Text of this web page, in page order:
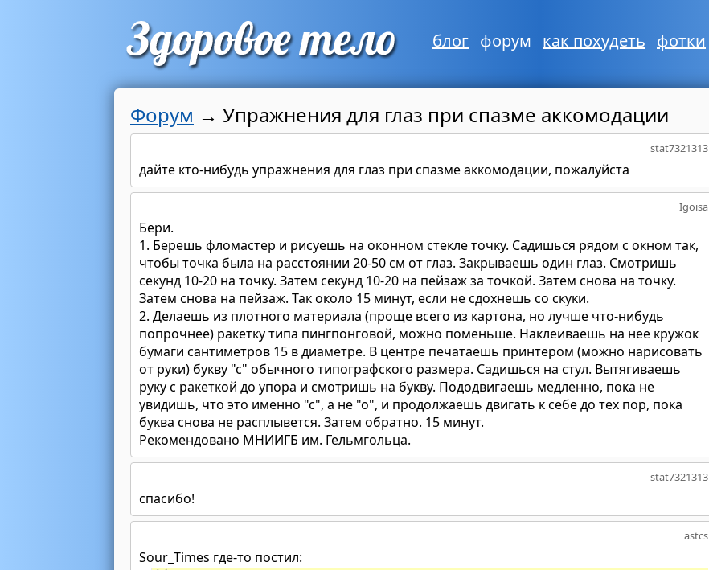
блог форум как похудеть фотки
Форум → Упражнения для глаз при спазме аккомодации
stat7321313
дайте кто-нибудь упражнения для глаз при спазме аккомодации, пожалуйста
Igoisa
Бери.
1. Берешь фломастер и рисуешь на оконном стекле точку. Садишься рядом с окном так,
чтобы точка была на расстоянии 20-50 см от глаз. Закрываешь один глаз. Смотришь
секунд 10-20 на точку. Затем секунд 10-20 на пейзаж за точкой. Затем снова на точку.
Затем снова на пейзаж. Так около 15 минут, если не сдохнешь со скуки.
2. Делаешь из плотного материала (проще всего из картона, но лучше что-нибудь
попрочнее) ракетку типа пингпонговой, можно поменьше. Наклеиваешь на нее кружок
бумаги сантиметров 15 в диаметре. В центре печатаешь принтером (можно нарисовать
от руки) букву "с" обычного типографского размера. Садишься на стул. Вытягиваешь
руку с ракеткой до упора и смотришь на букву. Пододвигаешь медленно, пока не
увидишь, что это именно "с", а не "о", и продолжаешь двигать к себе до тех пор, пока
буква снова не расплывется. Затем обратно. 15 минут.
Рекомендовано МНИИГБ им. Гельмгольца.
stat7321313
спасибо!
astcs
Sour_Times где-то постил: